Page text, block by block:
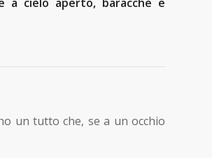
un tutto che, se a un occhio